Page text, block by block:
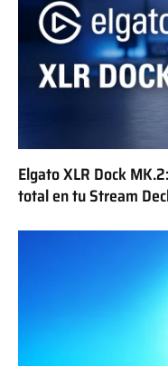
Elgato XLR Dock
total en tu Stream